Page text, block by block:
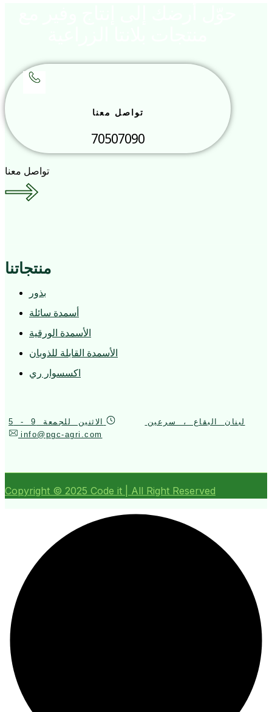
تواصل معنا
70507090
تواصل معنا
منتجاتنا
بذور
أسمدة سائلة
الأسمدة الورقية
الأسمدة القابلة للذوبان
اكسسوار ري
لبنان البقاع ، سرعين
الاثنين للجمعة 9 - 5
info@pgc-agri.com
Copyright © 2025 Code it | All Right Reserved